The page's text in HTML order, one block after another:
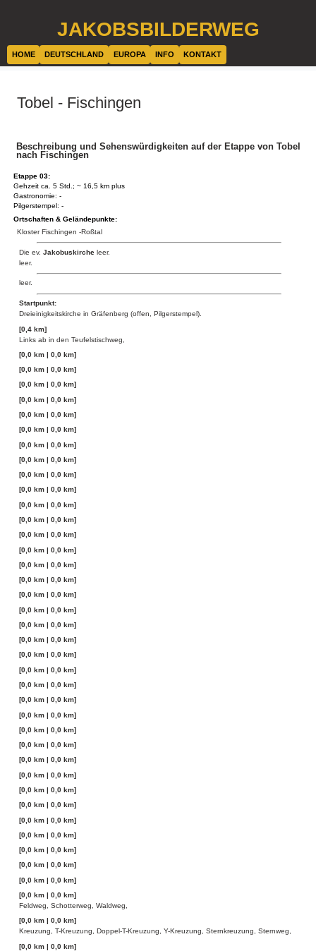
JAKOBSBILDERWEG
HOME DEUTSCHLAND EUROPA INFO KONTAKT
Tobel - Fischingen
Beschreibung und Sehenswürdigkeiten auf der Etappe von Tobel
nach Fischingen
Etappe 03:
Gehzeit ca. 5 Std.; ~ 16,5 km plus
Gastronomie: -
Pilgerstempel: -
Ortschaften & Geländepunkte:
Kloster Fischingen -Roßtal
Die ev. Jakobuskircheleer.
leer.
leer.
Startpunkt:
Dreieinigkeitskirche in Gräfenberg (offen, Pilgerstempel).
[0,4 km]
Links ab in den Teufelstischweg,
[0,0 km | 0,0 km]
[0,0 km | 0,0 km]
[0,0 km | 0,0 km]
[0,0 km | 0,0 km]
[0,0 km | 0,0 km]
[0,0 km | 0,0 km]
[0,0 km | 0,0 km]
[0,0 km | 0,0 km]
[0,0 km | 0,0 km]
[0,0 km | 0,0 km]
[0,0 km | 0,0 km]
[0,0 km | 0,0 km]
[0,0 km | 0,0 km]
[0,0 km | 0,0 km]
[0,0 km | 0,0 km]
[0,0 km | 0,0 km]
[0,0 km | 0,0 km]
[0,0 km | 0,0 km]
[0,0 km | 0,0 km]
[0,0 km | 0,0 km]
[0,0 km | 0,0 km]
[0,0 km | 0,0 km]
[0,0 km | 0,0 km]
[0,0 km | 0,0 km]
[0,0 km | 0,0 km]
[0,0 km | 0,0 km]
[0,0 km | 0,0 km]
[0,0 km | 0,0 km]
[0,0 km | 0,0 km]
[0,0 km | 0,0 km]
[0,0 km | 0,0 km]
[0,0 km | 0,0 km]
[0,0 km | 0,0 km]
[0,0 km | 0,0 km]
[0,0 km | 0,0 km]
[0,0 km | 0,0 km]
[0,0 km | 0,0 km]
Feldweg, Schotterweg, Waldweg,
[0,0 km | 0,0 km]
Kreuzung, T-Kreuzung, Doppel-T-Kreuzung, Y-Kreuzung, Sternkreuzung, Sternweg,
[0,0 km | 0,0 km]